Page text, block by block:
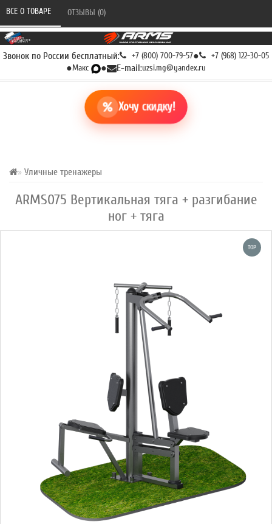
Звонок по России бесплатный: +7 (800) 700-79-57● +7 (968) 122-30-05
●Макс ● E-mail:uzsi.mg@yandex.ru
Хочу скидку!
Уличные тренажеры
ARMS075 Вертикальная тяга + разгибание
ног + тяга
ВСЕ О ТОВАРЕ ОТЗЫВЫ (0)
TOP